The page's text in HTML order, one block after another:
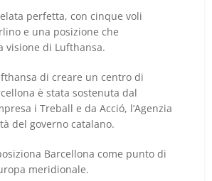
perfetta, con cinque voli
e una posizione che
visione di Lufthansa.
di creare un centro di
è stata sostenuta dal
i Treball e da Acció, l’Agenzia
del governo catalano.
Barcellona come punto di
meridionale.